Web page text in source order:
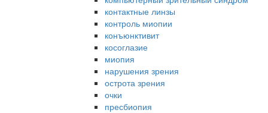
контактные линзы
контроль миопии
конъюнктивит
косоглазие
миопия
нарушения зрения
острота зрения
очки
пресбиопия